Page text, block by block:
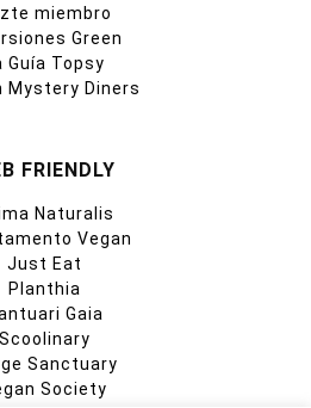
miembro
Green
Guía Topsy
Mystery Diners
FRIENDLY
Naturalis
Vegan
Just Eat
Planthia
Gaia
Scoolinary
Sanctuary
Society